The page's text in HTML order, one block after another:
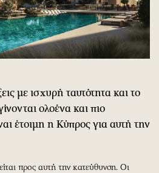
με ισχυρή ταυτότητα και το
ολοένα και πιο
έτοιμη η Κύπρος για αυτή την
προς αυτή την κατεύθυνση. Οι